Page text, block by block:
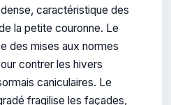
caractéristique des
la petite couronne. Le
des mises aux normes
contrer les hivers
caniculaires. Le
fragilise les façades,